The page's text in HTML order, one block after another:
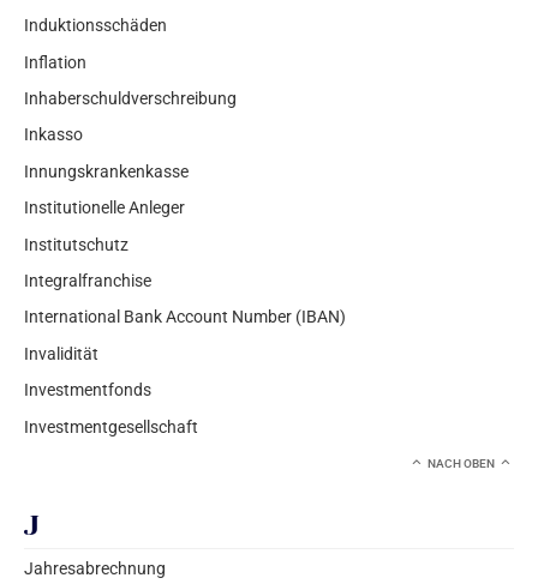
Induktionsschäden
Inflation
Inhaberschuldverschreibung
Inkasso
Innungskrankenkasse
Institutionelle Anleger
Institutschutz
Integralfranchise
International Bank Account Number (IBAN)
Invalidität
Investmentfonds
Investmentgesellschaft
NACH OBEN
J
Jahresabrechnung